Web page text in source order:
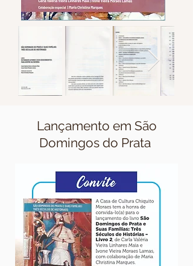
Lançamento em São
Domingos do Prata